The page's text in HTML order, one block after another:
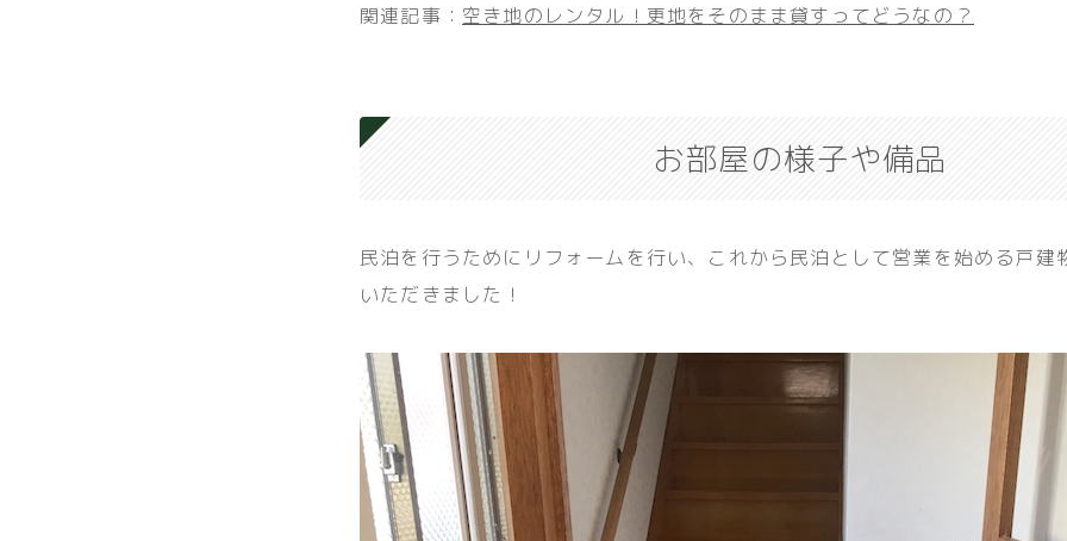
関連記事： 空き地のレンタル！更地をそのまま貸すってどうなの？
お部屋の様子や備品
民泊を行うためにリフォームを行い、これから民泊として営業を始める戸建
いただきました！